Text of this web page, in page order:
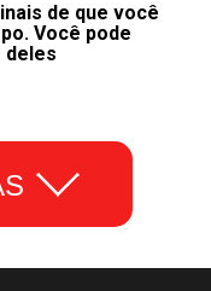
de que você
Você pode
deles